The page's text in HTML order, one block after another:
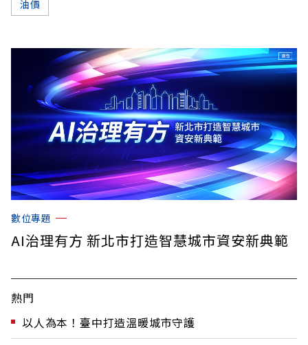
油價
數位專題
AI治理有方 新北市打造智慧城市資安新典範
熱門
以人為本！臺中打造溫暖城市守護